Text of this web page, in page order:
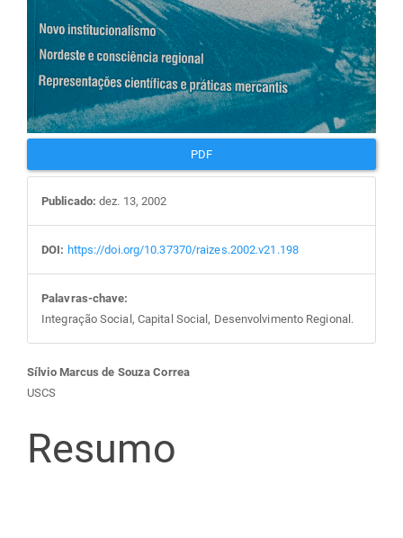
PDF
Publicado: dez. 13, 2002
DOI: https://doi.org/10.37370/raizes.2002.v21.198
Palavras-chave:
Integração Social, Capital Social, Desenvolvimento Regional.
Conteúdo
do
artigo
Sílvio Marcus de Souza Correa
USCS
Resumo